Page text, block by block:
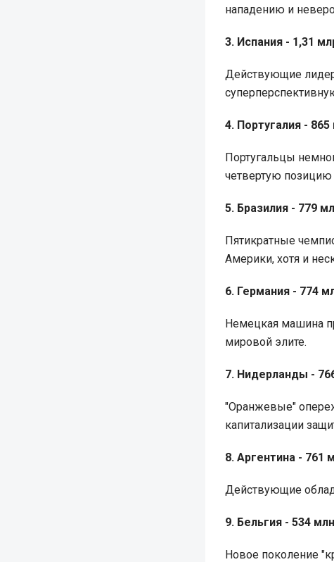
нападению и
3. Испания - 1,31
Действующие
4. Португалия -
Португальцы
четвертую
5. Бразилия - 779
Пятикратные
Америки, хотя и
6. Германия - 774
Немецкая машина
мировой элите.
7. Нидерланды -
"Оранжевые"
капитализации
8. Аргентина - 761
Действующие
9. Бельгия - 534
Новое поколение